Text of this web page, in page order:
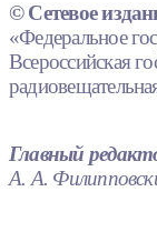
© Сетевое
«Федеральное
Всероссийская
Главный
А. А.